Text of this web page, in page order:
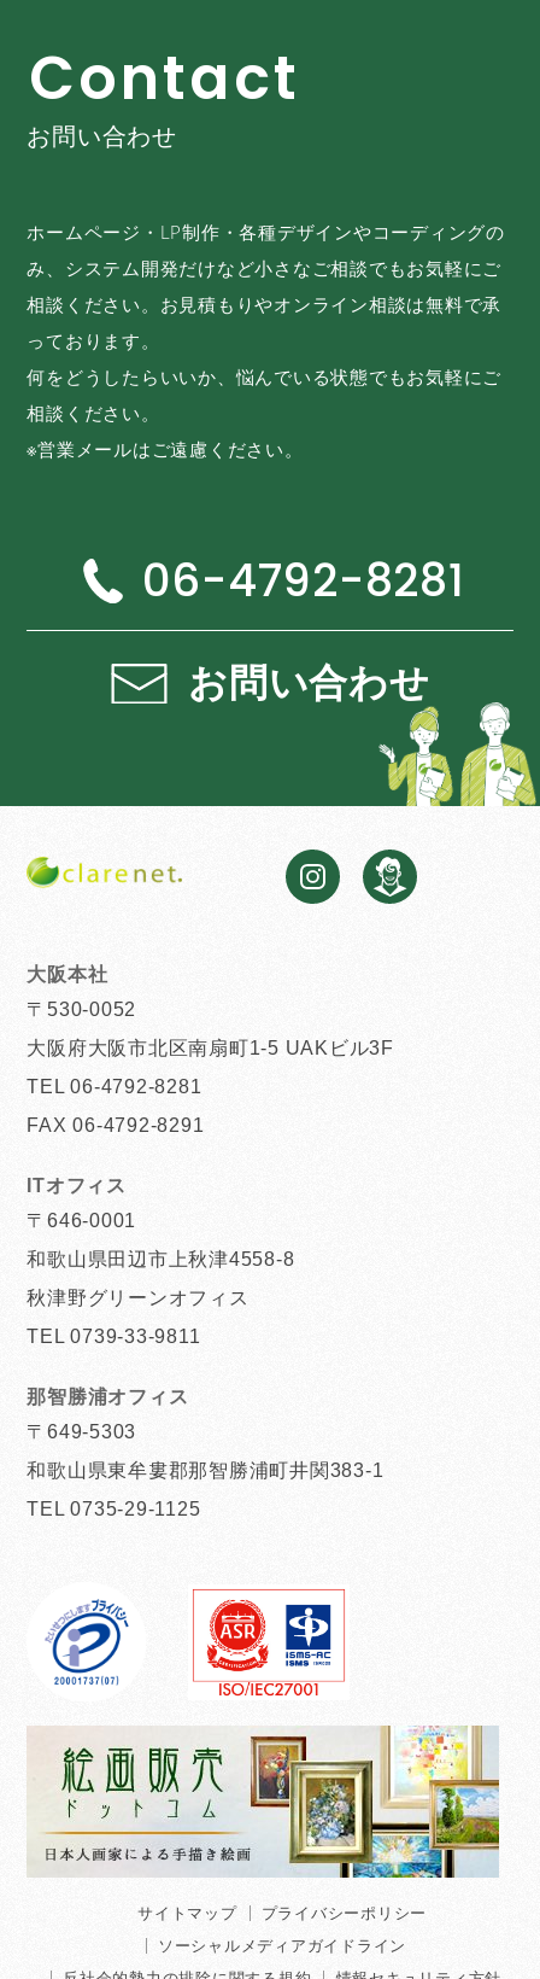
Contact
お問い合わせ
ホームページ・LP制作・各種デザインやコーディングの
み、システム開発だけなど小さなご相談でもお気軽にご
相談ください。お見積もりやオンライン相談は無料で承
っております。
何をどうしたらいいか、悩んでいる状態でもお気軽にご
相談ください。
※営業メールはご遠慮ください。
06-4792-8281
お問い合わせ
大阪本社
〒530-0052
大阪府大阪市北区南扇町1-5 UAKビル3F
TEL 06-4792-8281
FAX 06-4792-8291
ITオフィス
〒646-0001
和歌山県田辺市上秋津4558-8
秋津野グリーンオフィス
TEL 0739-33-9811
那智勝浦オフィス
〒649-5303
和歌山県東牟婁郡那智勝浦町井関383-1
TEL 0735-29-1125
サイトマップ
プライバシーポリシー
ソーシャルメディアガイドライン